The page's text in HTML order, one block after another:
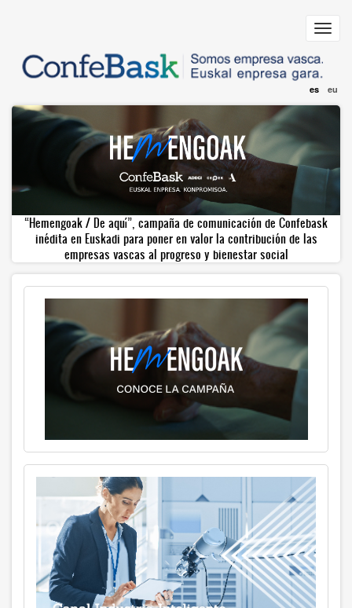
principal
es eu
“Hemengoak / De aquí”, campaña de comunicación de Confebask
inédita en Euskadi para poner en valor la contribución de las
empresas vascas al progreso y bienestar social